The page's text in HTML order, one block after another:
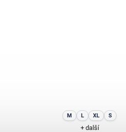
M L XL S
+ další